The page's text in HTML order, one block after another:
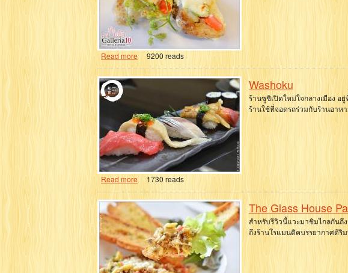
Read more 9200 reads
Washoku
ร้านซูชิเปิดใหม่ใจกลางเมือง อ
ร้านใช้ที่จอดรถร่วมกับร้านอาห
Read more 1730 reads
The Glass House
สำหรับรีวิวนี้แวะมาชิมไกลกันถึ
ถึงร้านโรแมนติคบรรยากาศดีริ